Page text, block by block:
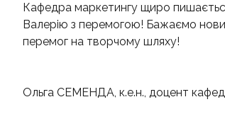
Кафедра маркетингу щиро
Валерію з перемогою! Бажаємо
перемог на творчому шляху!
Ольга СЕМЕНДА, к.е.н., доцент